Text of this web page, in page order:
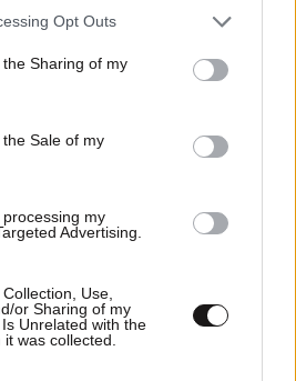
app uses one or more Google
usage behaviour. You may click to
Google and its third-party tags to
purposes in below Google
Opt Outs
Sharing of my
Sale of my
my
Advertising.
Use,
or Sharing of my
Unrelated with the
was collected.
στο
Google News
όλες τις ειδήσεις